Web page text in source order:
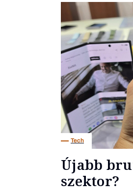
Tech
Újabb
szektor?